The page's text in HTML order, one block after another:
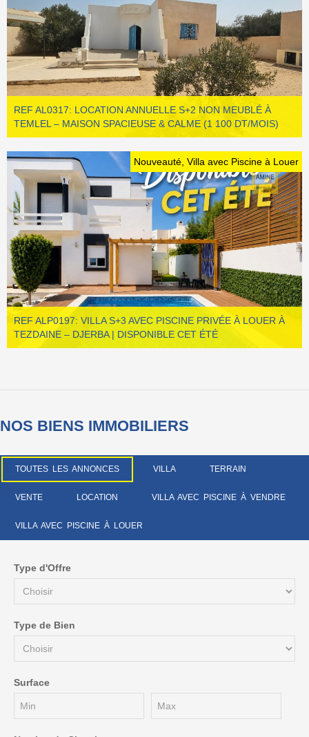
REF AL0317: LOCATION ANNUELLE S+2 NON MEUBLÉ À
TEMLEL – MAISON SPACIEUSE & CALME (1 100 DT/MOIS)
Nouveauté, Villa avec Piscine à Louer
REF ALP0197: VILLA S+3 AVEC PISCINE PRIVÉE À LOUER À
TEZDAINE – DJERBA | DISPONIBLE CET ÉTÉ
NOS BIENS IMMOBILIERS
TOUTES LES ANNONCES VILLA TERRAIN
VENTE LOCATION VILLA AVEC PISCINE À VENDRE
VILLA AVEC PISCINE À LOUER
Type d'Offre
Type de Bien
Surface